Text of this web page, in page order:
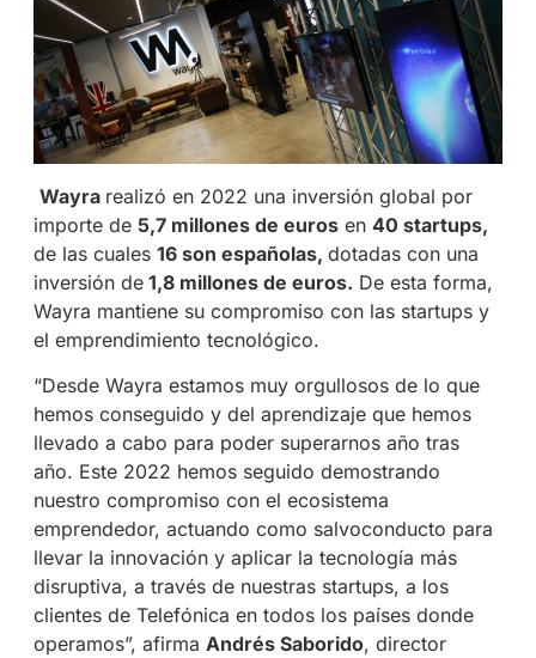
Wayra realizó en 2022 una inversión global por
importe de 5,7 millones de eurosen 40 startups,
de las cuales 16 son españolas, dotadas con una
inversión de1,8 millones de euros. De esta forma,
Wayra mantiene su compromiso con las startups y
el emprendimiento tecnológico.
“Desde Wayra estamos muy orgullosos de lo que
hemos conseguido y del aprendizaje que hemos
llevado a cabo para poder superarnos año tras
año. Este 2022 hemos seguido demostrando
nuestro compromiso con el ecosistema
emprendedor, actuando como salvoconducto para
llevar la innovación y aplicar la tecnología más
disruptiva, a través de nuestras startups, a los
clientes de Telefónica en todos los países donde
operamos”, afirma Andrés Saborido, director